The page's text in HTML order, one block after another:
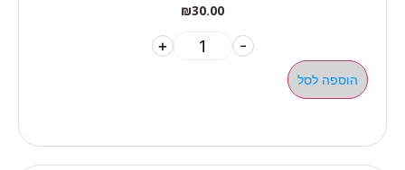
₪30.00
-
+
הוספה לסל